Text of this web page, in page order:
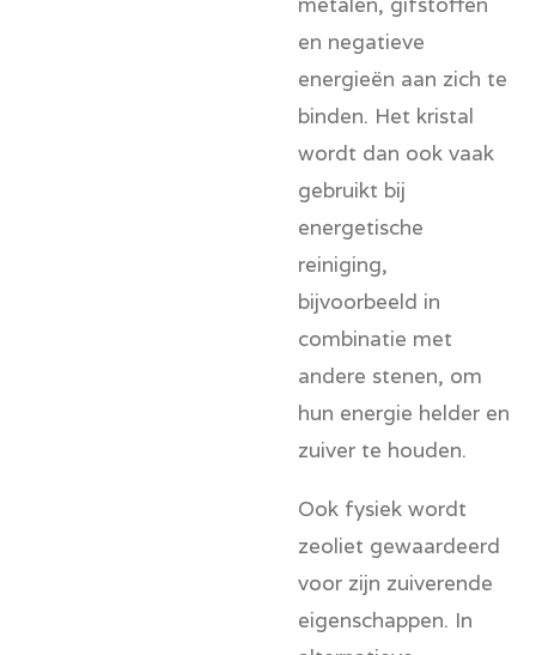
en negatieve
energieën aan zich te
binden. Het kristal
wordt dan ook vaak
gebruikt bij
energetische
reiniging,
bijvoorbeeld in
combinatie met
andere stenen, om
hun energie helder en
zuiver te houden.
Ook fysiek wordt
zeoliet gewaardeerd
voor zijn zuiverende
eigenschappen. In